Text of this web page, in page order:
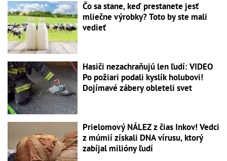
Čo sa stane, keď prestanete jesť
mliečne výrobky? Toto by ste mali
vedieť
Hasiči nezachraňujú len ľudí: VIDEO
Po požiari podali kyslík holubovi!
Dojímavé zábery obleteli svet
Prielomový NÁLEZ z čias Inkov! Vedci
z múmií získali DNA vírusu, ktorý
zabíjal milióny ľudí